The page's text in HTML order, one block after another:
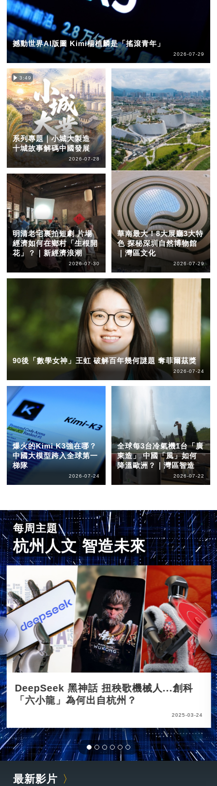
撼動世界AI版圖 Kimi楊植麟是「搖滾青年」
2026-07-29
3:49
系列專題｜小城大製造
十城故事解碼中國發展
2026-07-28
明清老宅裏拍短劇 片場
經濟如何在鄉村「生根開
花」？｜新經濟浪潮
2026-07-30
華南最大！8大展廳3大特
色 探秘深圳自然博物館
｜灣區文化
2026-07-29
90後「數學女神」王虹 破解百年幾何謎題 奪菲爾茲獎
2026-07-24
爆火的Kimi K3強在哪？
中國大模型跨入全球第一
梯隊
2026-07-24
全球每3台冷氣機1台「廣
東造」 中國「風」如何
降溫歐洲？｜灣區智造
2026-07-22
每周主題
杭州人文 智造未來
DeepSeek 黑神話 扭秧歌機械人...創科
「六小龍」為何出自杭州？
2025-03-24
最新影片